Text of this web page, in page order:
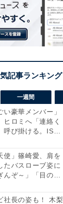
一週間
い豪華メンバー」
ヒロミへ「連絡く
呼び掛ける。IS
使」篠崎愛、肩を
たバスローブ姿に
んぞ～」「目の表
社長の姿も！ 木梨